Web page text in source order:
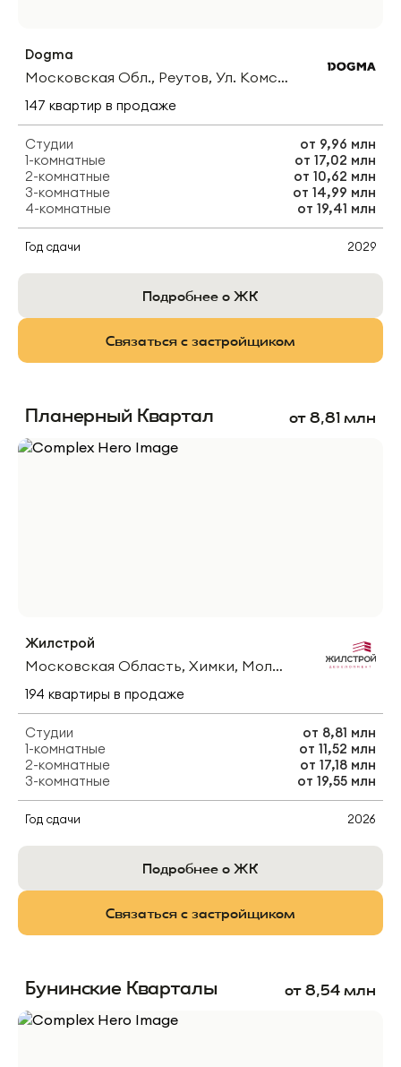
Dogma
Московская Обл., Реутов, Ул. Комсомольская
147 квартир в продаже
Студии от 9,96 млн
1-комнатные
от 17,02 млн
2-комнатные
от 10,62 млн
3-комнатные
от 14,99 млн
4-комнатные
от 19,41 млн
Год сдачи 2029
Подробнее о ЖК
Связаться с застройщиком
Планерный Квартал от 8,81 млн
Жилстрой
Московская Область, Химки, Молодёжная Улица
194 квартиры в продаже
Студии от 8,81 млн
1-комнатные
от 11,52 млн
2-комнатные
от 17,18 млн
3-комнатные
от 19,55 млн
Год сдачи 2026
Подробнее о ЖК
Связаться с застройщиком
Бунинские Кварталы от 8,54 млн